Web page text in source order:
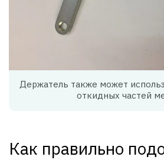
Держатель также может
откидных частей
Как правильно